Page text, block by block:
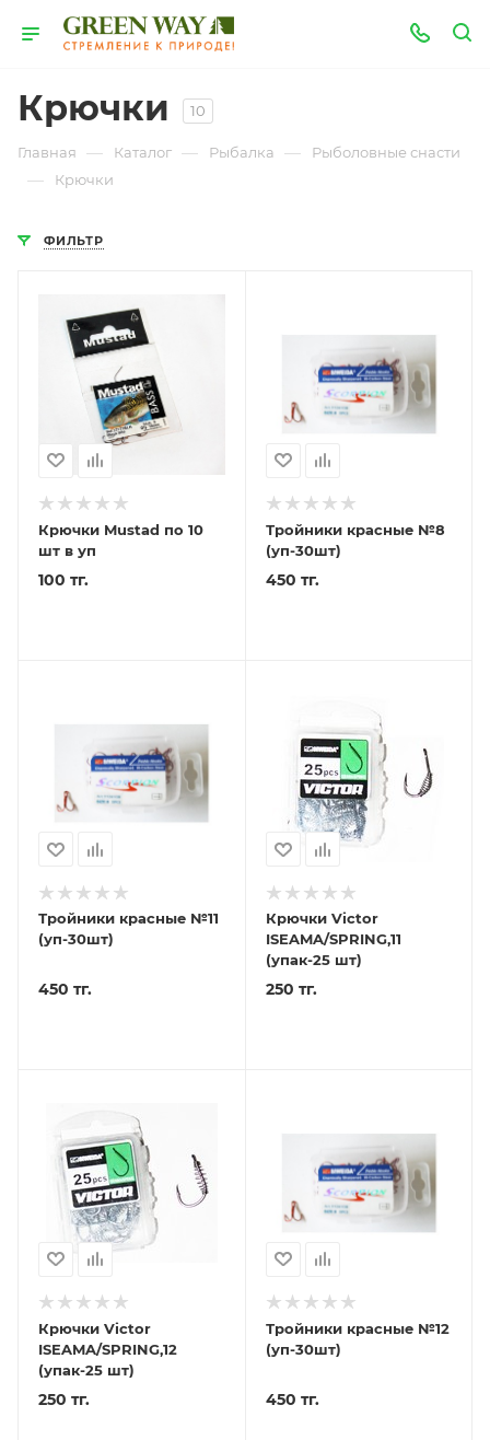
Крючки 10
Главная — Каталог — Рыбалка — Рыболовные снасти
— Крючки
ФИЛЬТР
Крючки Mustad по 10
шт в уп
100 тг.
Тройники красные №8
(уп-30шт)
450 тг.
Тройники красные №11
(уп-30шт)
450 тг.
Крючки Victor
ISEAMA/SPRING,11
(упак-25 шт)
250 тг.
Крючки Victor
ISEAMA/SPRING,12
(упак-25 шт)
250 тг.
Тройники красные №12
(уп-30шт)
450 тг.